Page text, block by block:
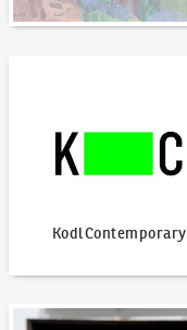
KodlContemporary
Jak dražit?